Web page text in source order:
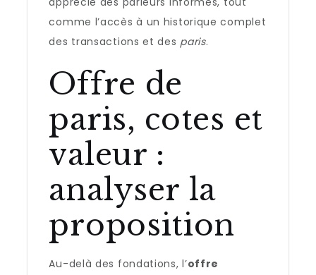
comme l’accès à un historique complet
des transactions et des paris.
Offre de
paris, cotes et
valeur :
analyser la
proposition
Au-delà des fondations, l’offre